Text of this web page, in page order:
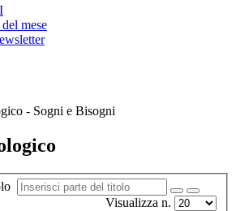
mese
- Sogni e Bisogni
Visualizza n.